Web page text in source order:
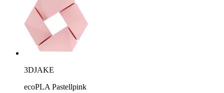
3DJAKE
ecoPLA Pastellpink